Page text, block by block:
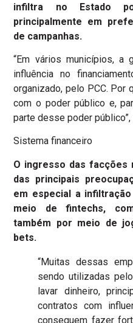
infiltra no Estado
principalmente em
de campanhas.
“Em vários municípios, a
influência no
organizado, pelo PCC. Por
com o poder público e,
parte desse poder
Sistema financeiro
O ingresso das facções
das principais
em especial a
meio de fintechs,
também por meio de
bets.
“Muitas dessas
sendo utilizadas
lavar dinheiro,
contratos com
conseguem fazer